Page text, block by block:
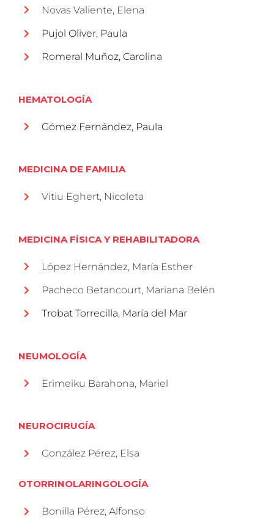
Novas Valiente, Elena
Pujol Oliver, Paula
Romeral Muñoz, Carolina
HEMATOLOGÍA
Gómez Fernández, Paula
MEDICINA DE FAMILIA
Vitiu Eghert, Nicoleta
MEDICINA FÍSICA Y REHABILITADORA
López Hernández, María Esther
Pacheco Betancourt, Mariana Belén
Trobat Torrecilla, María del Mar
NEUMOLOGÍA
Erimeiku Barahona, Mariel
NEUROCIRUGÍA
González Pérez, Elsa
OTORRINOLARINGOLOGÍA
Bonilla Pérez, Alfonso